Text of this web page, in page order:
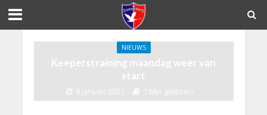
NIEUWS
Keeperstraining maandag weer van
start
8 januari 2021 1 Min gelezen